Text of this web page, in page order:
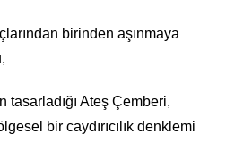
birinden aşınmaya
tasarladığı Ateş Çemberi,
bir caydırıcılık denklemi